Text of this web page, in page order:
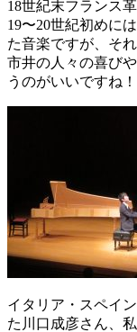
18世紀末フランス
19〜20世紀初めに
た音楽ですが、そ
市井の人々の喜び
うのがいいですね！
イタリア・スペイ
た川口成彦さん、